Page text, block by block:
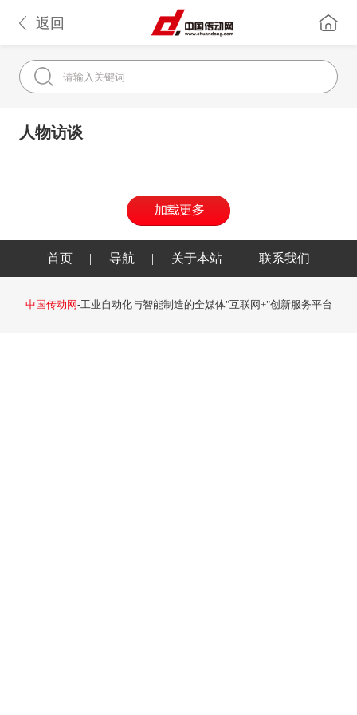
返回
人物访谈
首页 | 导航 | 关于本站 | 联系我们
中国传动网-工业自动化与智能制造的全媒体"互联网+"创新服务平台